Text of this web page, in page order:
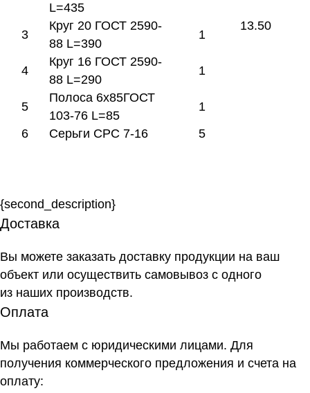
13.50
L=435
3
Круг 20 ГОСТ 2590-
88 L=390
1
4
Круг 16 ГОСТ 2590-
88 L=290
1
5
Полоса 6х85ГОСТ
103-76 L=85
1
6
Серьги СРС 7-16 5
{second_description}
Доставка
Вы можете заказать доставку продукции на ваш
объект или осуществить самовывоз с одного
из наших производств.
Оплата
Мы работаем с юридическими лицами. Для
получения коммерческого предложения и счета на
оплату: